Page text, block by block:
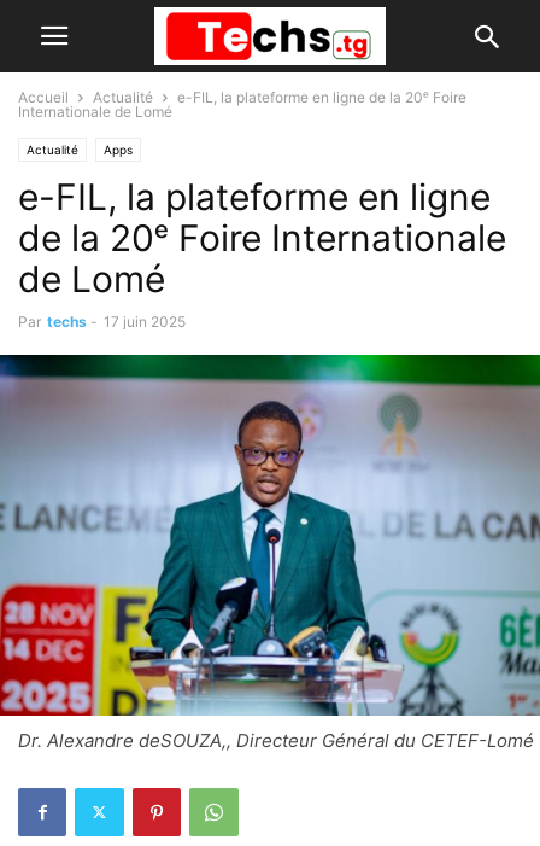
Accueil Actualité
e-FIL, la plateforme en ligne de la 20ᵉ Foire
Internationale de Lomé
Actualité Apps
e-FIL, la plateforme en ligne
de la 20ᵉ Foire Internationale
de Lomé
Par techs - 17 juin 2025
Dr. Alexandre deSOUZA,, Directeur Général du CETEF-Lomé